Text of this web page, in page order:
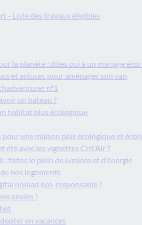
- Liste des travaux éligibles
la planète : dites oui à un mariage
et astuces pour aménager son van
n°1
un bateau ?
habitat plus écologique
pour une maison plus écologique et
été avec les vignettes Crit’Air ?
: faites le plein de lumière et d'énergie
nos logements
nomad éco-responsable ?
envies !
en vacances